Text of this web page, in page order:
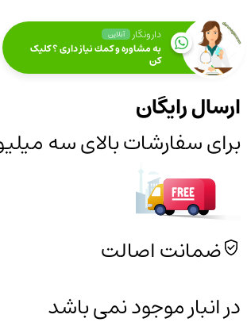
دارونگار آنلاین
به مشاوره و كمك نياز داری ؟ کلیک
کن
ارسال رایگان
برای سفارشات بالای سه
ضمانت اصالت
در انبار موجود نمی باشد